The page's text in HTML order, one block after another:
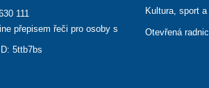
111
přepisem řeči pro osoby s
5ttb7bs
Kultura, sport
Otevřená